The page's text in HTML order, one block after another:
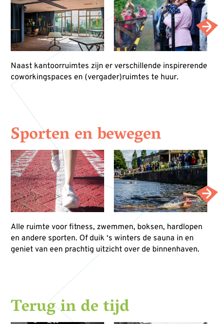
Naast kantoorruimtes zijn er verschillende inspirerende
coworkingspaces en (vergader)ruimtes te huur.
Sporten en bewegen
Alle ruimte voor fitness, zwemmen, boksen, hardlopen
en andere sporten. Of duik ‘s winters de sauna in en
geniet van een prachtig uitzicht over de binnenhaven.
Terug in de tijd